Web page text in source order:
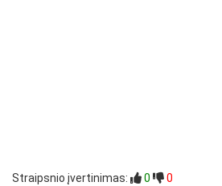
Straipsnio įvertinimas: 0 0